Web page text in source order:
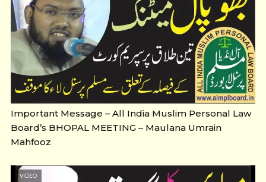
Important Message – All India Muslim Personal Law
Board’s BHOPAL MEETING – Maulana Umrain
Mahfooz
VIDEO